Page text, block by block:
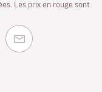
Les prix en rouge sont